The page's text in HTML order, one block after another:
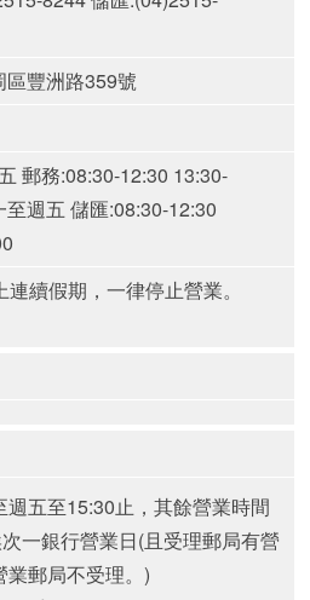
區豐洲路359號
郵務:08:30-12:30 13:30-
至週五 儲匯:08:30-12:30
續假期，一律停止營業。
五至15:30止，其餘營業時間
一銀行營業日(且受理郵局有營
郵局不受理。)